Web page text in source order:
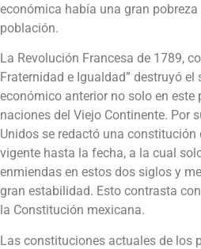
económica había una gran
población.
La Revolución Francesa de 1789,
Fraternidad e Igualdad” destruyó
económico anterior no solo en este
naciones del Viejo Continente. Por
Unidos se redactó una constitución
vigente hasta la fecha, a la cual
enmiendas en estos dos siglos y
gran estabilidad. Esto contrasta
la Constitución mexicana.
Las constituciones actuales de los